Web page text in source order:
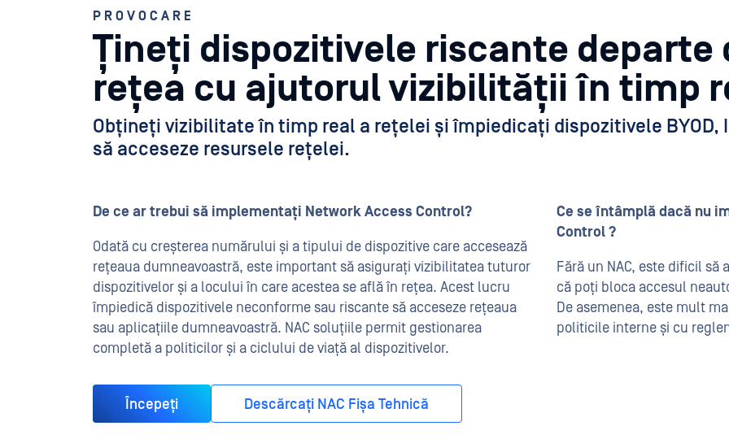
PROVOCARE
Țineți dispozitivele riscante departe
rețea cu ajutorul vizibilității în timp
Obțineți vizibilitate în timp real a rețelei și împiedicați dispozitivele BYOD,
să acceseze resursele rețelei.
De ce ar trebui să implementați Network Access Control?
Odată cu creșterea numărului și a tipului de dispozitive care accesează
rețeaua dumneavoastră, este important să asigurați vizibilitatea tuturor
dispozitivelor și a locului în care acestea se află în rețea. Acest lucru
împiedică dispozitivele neconforme sau riscante să acceseze rețeaua
sau aplicațiile dumneavoastră. NAC soluțiile permit gestionarea
completă a politicilor și a ciclului de viață al dispozitivelor.
Ce se întâmplă dacă nu
Control ?
Fără un NAC, este dificil
că poți bloca accesul
De asemenea, este mult
politicile interne și cu
Începeți Descărcați NAC Fișa Tehnică